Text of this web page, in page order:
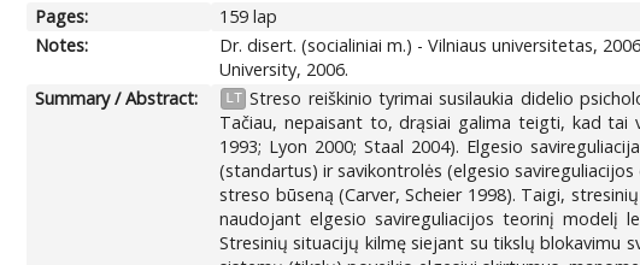
Pages:
159 lap
Notes:
Dr. disert. (socialiniai m.) - Vilniaus universitetas,
University, 2006.
Summary / Abstract:
LT Streso reiškinio tyrimai susilaukia didelio
Tačiau, nepaisant to, drąsiai galima teigti, kad tai
1993; Lyon 2000; Staal 2004). Elgesio
(standartus) ir savikontrolės (elgesio
streso būseną (Carver, Scheier 1998). Taigi,
naudojant elgesio savireguliacijos teorinį modelį
Stresinių situacijų kilmę siejant su tikslų blokavimu